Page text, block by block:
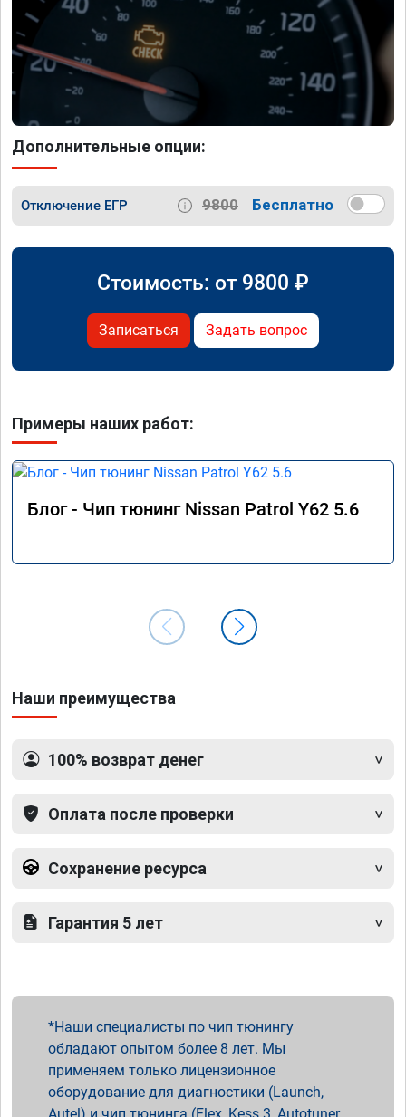
Дополнительные опции:
Отключение ЕГР 9800 Бесплатно
Стоимость: от 9800 ₽
Записаться Задать вопрос
Примеры наших работ:
Блог - Чип тюнинг Nissan Patrol Y62 5.6
Наши преимущества
100% возврат денег
Оплата после проверки
Сохранение ресурса
Гарантия 5 лет
Наши специалисты по чип тюнингу
обладают опытом более 8 лет. Мы
применяем только лицензионное
оборудование для диагностики (Launch,